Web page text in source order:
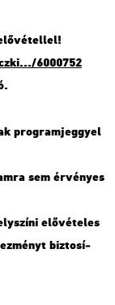
​6000752
prog­ram­jeggyel
sem ér­vé­nyes
elő­vé­te­les
biz­to­sí­